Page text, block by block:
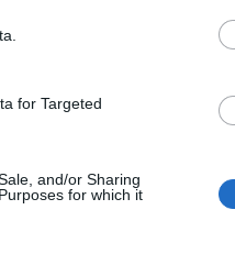
for Targeted
and/or Sharing
for which it